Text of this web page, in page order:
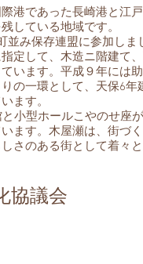
港であった長崎港と江
している地域です。
み保存連盟に参加しま
定して、木造ニ階建て
います。平成９年には
の一環として、天保6年
ます。
小型ホールこやのせ座
ます。木屋瀬は、街づ
さのある街として着々と
協議会